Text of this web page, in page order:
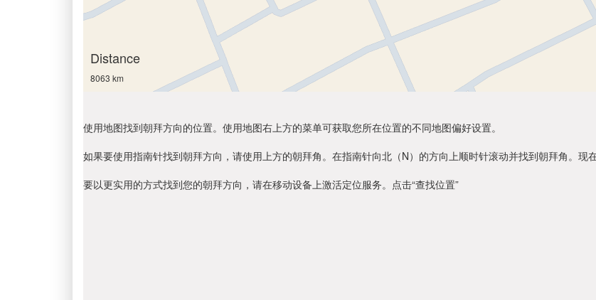
Distance
8063 km
使用地图找到朝拜方向的位置。使用地图右上方的菜单可获取您所在位置的不同地图偏好设置。
如果要使用指南针找到朝拜方向，请使用上方的朝拜角。在指南针向北（N）的方向上顺时针滚动并找到朝拜角。现
要以更实用的方式找到您的朝拜方向，请在移动设备上激活定位服务。点击“查找位置”